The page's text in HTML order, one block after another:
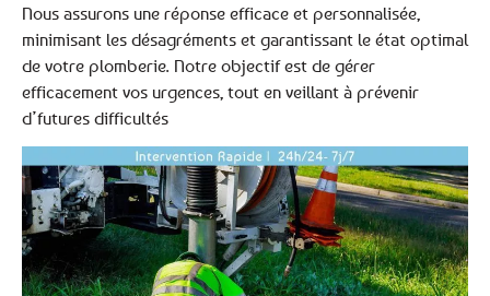
Nous assurons une réponse efficace et personnalisée,
minimisant les désagréments et garantissant le état optimal
de votre plomberie. Notre objectif est de gérer
efficacement vos urgences, tout en veillant à prévenir
d’futures difficultés